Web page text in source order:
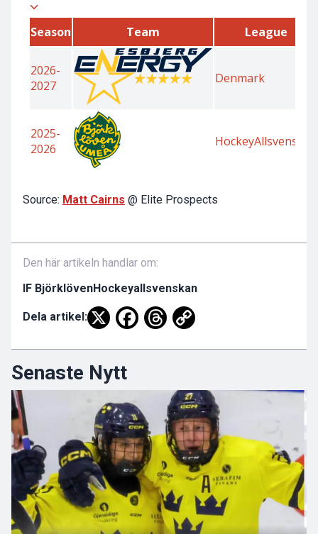
Source: Matt Cairns @ Elite Prospects
Den här artikeln handlar om:
IF BjörklövenHockeyallsvenskan
Dela artikel:
Senaste Nytt